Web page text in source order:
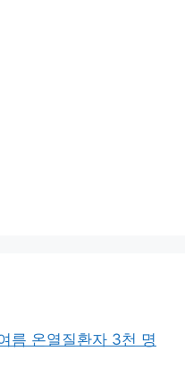
름 온열질환자 3천 명